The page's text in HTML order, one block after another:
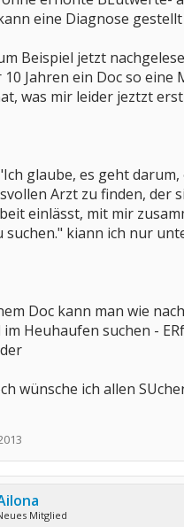
eine Diagnose
Beispiel jetzt
Jahren ein Doc so eine
was mir leider jeztzt
glaube, es geht darum,
Arzt zu finden, der
einlässt, mit mir
suchen." kiann ich nur
Doc kann man wie
im Heuhaufen suchen -
wünsche ich allen
Mitglied